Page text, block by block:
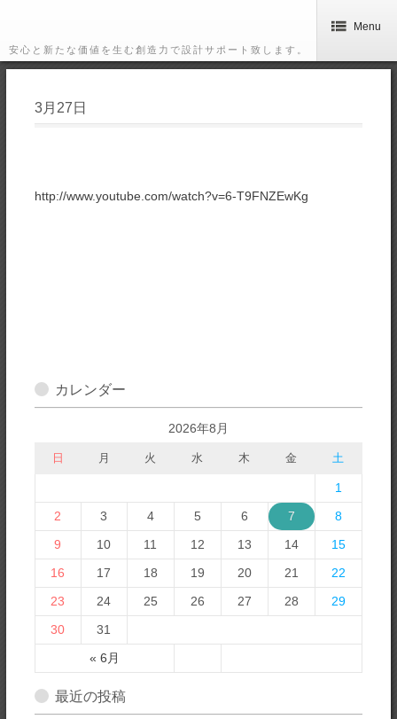
安心と新たな価値を生む創造力で設計サポート致します。
Menu
3月27日
http://www.youtube.com/watch?v=6-T9FNZEwKg
カレンダー
2026年8月
日 月 火 水 木 金 土
« 6月
1
2
3 4 5 6 7
8
9
10 11 12 13 14
15
16
17 18 19 20 21
22
23
24 25 26 27 28
29
30
31
最近の投稿